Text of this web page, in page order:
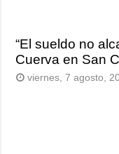
“El sueldo no
Cuerva en San
viernes, 7 agosto,